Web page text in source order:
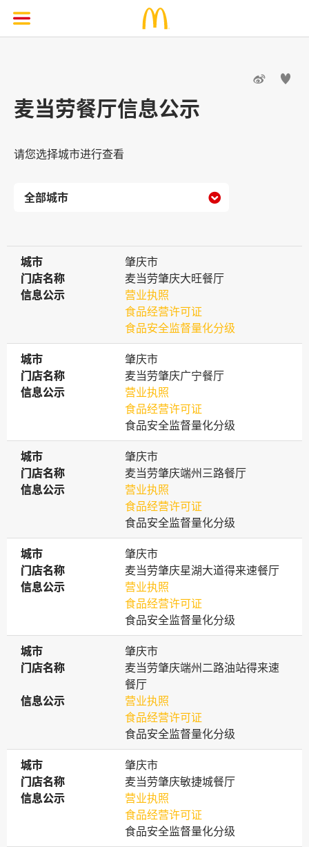
 
麦当劳餐厅信息公示
请您选择城市进行查看

城市
城市
肇庆市
门店名称
门店名称
麦当劳肇庆大旺餐厅
信息公示
信息公示
营业执照
食品经营许可证
食品安全监督量化分级
城市
城市
肇庆市
门店名称
门店名称
麦当劳肇庆广宁餐厅
信息公示
信息公示
营业执照
食品经营许可证
食品安全监督量化分级
城市
城市
肇庆市
门店名称
门店名称
麦当劳肇庆端州三路餐厅
信息公示
信息公示
营业执照
食品经营许可证
食品安全监督量化分级
城市
城市
肇庆市
门店名称
门店名称
麦当劳肇庆星湖大道得来速餐厅
信息公示
信息公示
营业执照
食品经营许可证
食品安全监督量化分级
城市
城市
肇庆市
门店名称
门店名称
麦当劳肇庆端州二路油站得来速
餐厅
信息公示
信息公示
营业执照
食品经营许可证
食品安全监督量化分级
城市
城市
肇庆市
门店名称
门店名称
麦当劳肇庆敏捷城餐厅
信息公示
信息公示
营业执照
食品经营许可证
食品安全监督量化分级